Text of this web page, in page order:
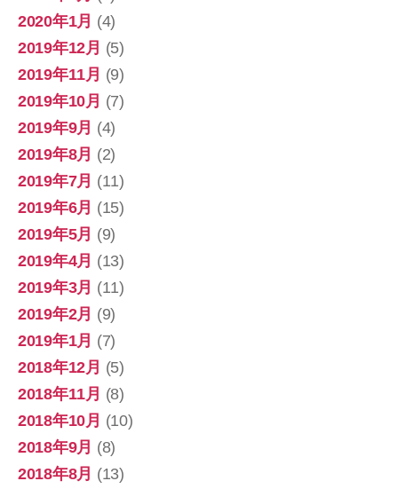
2020年1月 (4)
2019年12月 (5)
2019年11月 (9)
2019年10月 (7)
2019年9月 (4)
2019年8月 (2)
2019年7月 (11)
2019年6月 (15)
2019年5月 (9)
2019年4月 (13)
2019年3月 (11)
2019年2月 (9)
2019年1月 (7)
2018年12月 (5)
2018年11月 (8)
2018年10月 (10)
2018年9月 (8)
2018年8月 (13)